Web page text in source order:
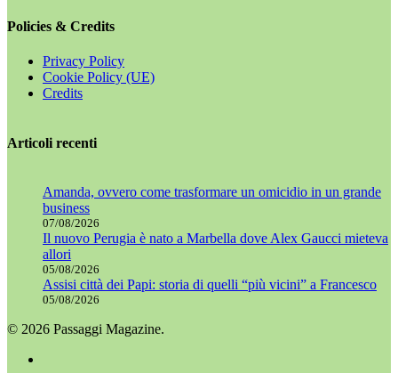
Policies & Credits
Privacy Policy
Cookie Policy (UE)
Credits
Articoli recenti
Amanda, ovvero come trasformare un omicidio in un grande
business
07/08/2026
Il nuovo Perugia è nato a Marbella dove Alex Gaucci mieteva
allori
05/08/2026
Assisi città dei Papi: storia di quelli “più vicini” a Francesco
05/08/2026
© 2026 Passaggi Magazine.